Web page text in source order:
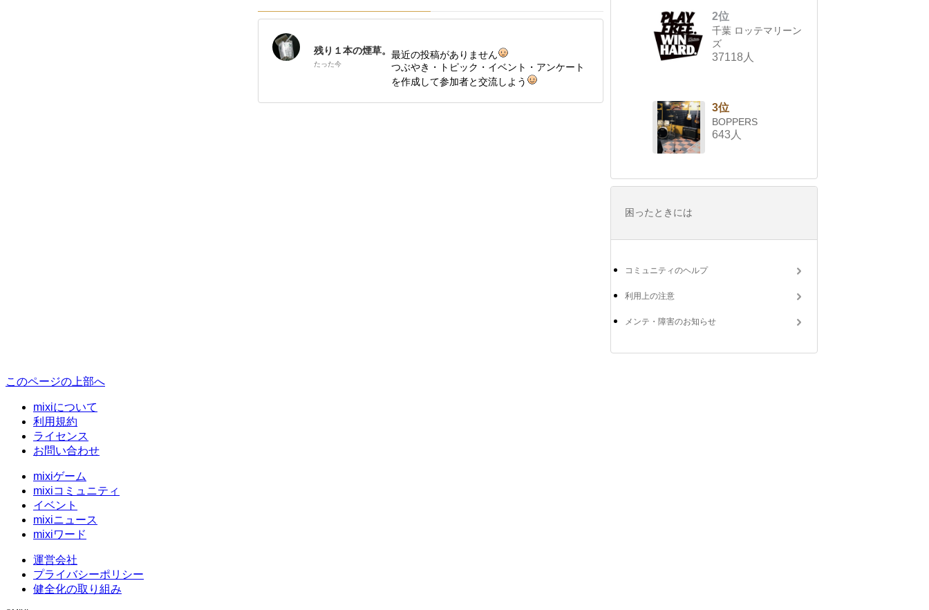
残り１本の煙草。
たった今
最近の投稿がありません
つぶやき・トピック・イベント・アンケート
を作成して参加者と交流しよう
2位
千葉 ロッテマリーン
ズ
37118人
3位
BOPPERS
643人
困ったときには
コミュニティのヘルプ
利用上の注意
メンテ・障害のお知らせ
このページの上部へ
mixiについて
利用規約
ライセンス
お問い合わせ
mixiゲーム
mixiコミュニティ
イベント
mixiニュース
mixiワード
運営会社
プライバシーポリシー
健全化の取り組み